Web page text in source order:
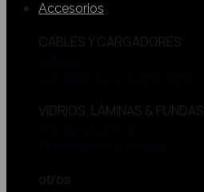
Accesorios
CABLES Y CARGADORES
VIDRIOS, LÁMINAS & FUNDAS
otros